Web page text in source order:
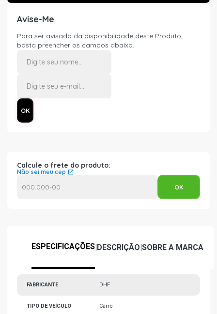
Avise-Me
Para ser avisado da disponibilidade deste Produto,
basta preencher os campos abaixo.
Calcule o frete do produto:
Não sei meu cep
ESPECIFICAÇÕES|DESCRIÇÃO|SOBRE A MARCA
FABRICANTE DHF
TIPO DE VEÍCULO Carro